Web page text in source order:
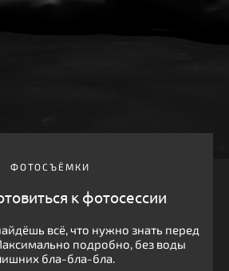
ФОТОСЪЁМКИ
к фотосессии
всё, что нужно знать перед
подробно, без воды
бла-бла-бла.